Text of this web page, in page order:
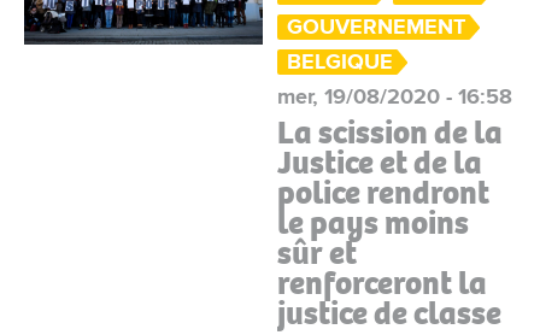
GOUVERNEMENT
BELGIQUE
mer, 19/08/2020 - 16:58
La scission de la
Justice et de la
police rendront
le pays moins
sûr et
renforceront la
justice de classe